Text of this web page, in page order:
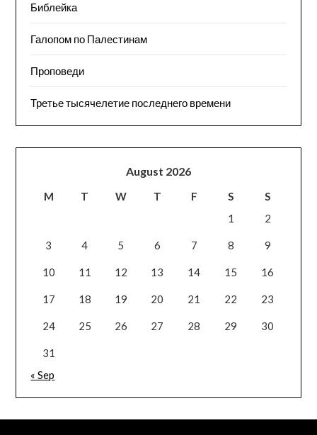
Библейка
Галопом по Палестинам
Проповеди
Третье тысячелетие последнего времени
August 2026
M T W T F S
S
1
2
3 4 5 6 7 8 9
10 11 12 13 14 15 16
17 18 19 20 21 22 23
24 25 26 27 28 29 30
31
« Sep